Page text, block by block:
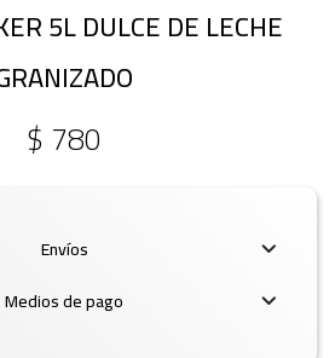
5L DULCE DE LECHE
$ 780
Envíos
Medios de pago